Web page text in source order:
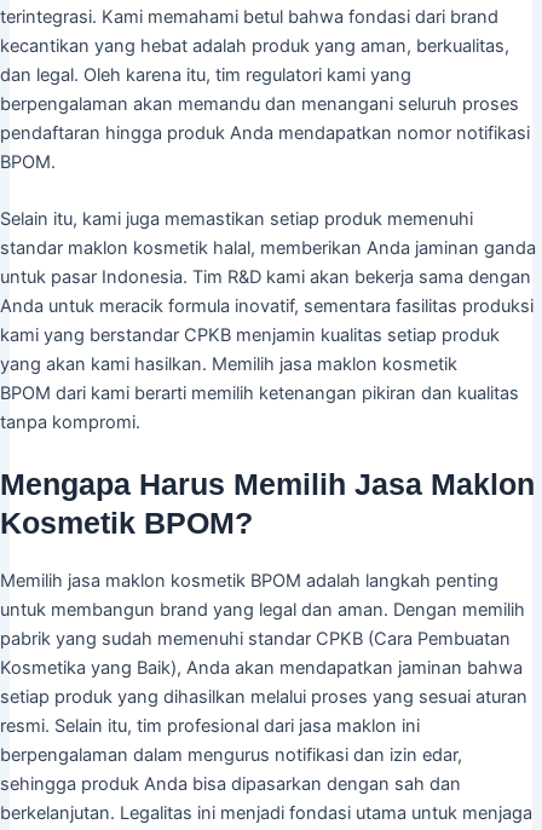
terintegrasi. Kami memahami betul bahwa fondasi dari brand
kecantikan yang hebat adalah produk yang aman, berkualitas,
dan legal. Oleh karena itu, tim regulatori kami yang
berpengalaman akan memandu dan menangani seluruh proses
pendaftaran hingga produk Anda mendapatkan nomor notifikasi
BPOM.
Selain itu, kami juga memastikan setiap produk memenuhi
standar maklon kosmetik halal, memberikan Anda jaminan ganda
untuk pasar Indonesia. Tim R&D kami akan bekerja sama dengan
Anda untuk meracik formula inovatif, sementara fasilitas produksi
kami yang berstandar CPKB menjamin kualitas setiap produk
yang akan kami hasilkan. Memilih jasa maklon kosmetik
BPOM dari kami berarti memilih ketenangan pikiran dan kualitas
tanpa kompromi.
Mengapa Harus Memilih Jasa Maklon
Kosmetik BPOM?
Memilih jasa maklon kosmetik BPOM adalah langkah penting
untuk membangun brand yang legal dan aman. Dengan memilih
pabrik yang sudah memenuhi standar CPKB (Cara Pembuatan
Kosmetika yang Baik), Anda akan mendapatkan jaminan bahwa
setiap produk yang dihasilkan melalui proses yang sesuai aturan
resmi. Selain itu, tim profesional dari jasa maklon ini
berpengalaman dalam mengurus notifikasi dan izin edar,
sehingga produk Anda bisa dipasarkan dengan sah dan
berkelanjutan. Legalitas ini menjadi fondasi utama untuk menjaga